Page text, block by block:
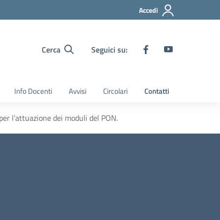
Accedi
Cerca Seguici su:
Info Docenti Avvisi Circolari Contatti
l’attuazione dei moduli del PON.